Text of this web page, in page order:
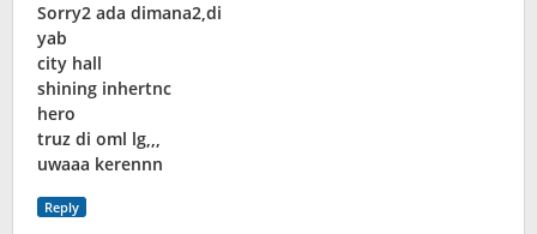
Sorry2 ada dimana2,di
yab
city hall
shining inhertnc
hero
truz di oml lg,,,
uwaaa kerennn
Reply